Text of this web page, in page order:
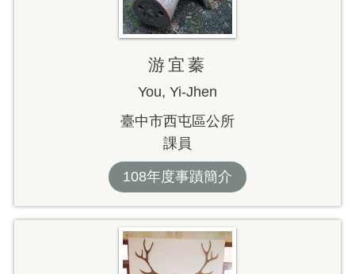
游宜蓁
You, Yi-Jhen
臺中市西屯區公所
課員
108年度事蹟簡介